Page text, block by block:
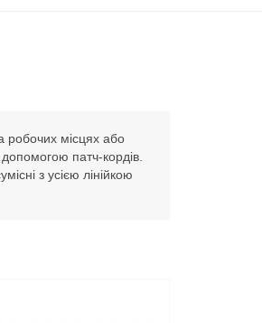
робочих місцях або
патч-кордів.
з усією лінійкою